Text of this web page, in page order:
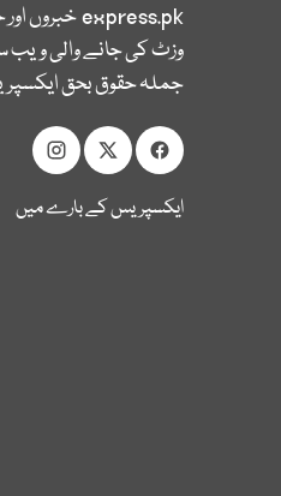
express.pkخبروں
وزٹ کی جانے والی ویب
جملہ حقوق بحق
ایکسپریس کے بارے میں